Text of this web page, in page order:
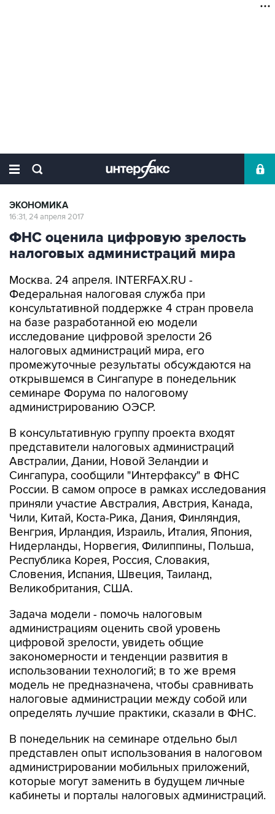
ЭКОНОМИКА
16:31, 24 апреля 2017
ФНС оценила цифровую зрелость
налоговых администраций мира
Москва. 24 апреля. INTERFAX.RU -
Федеральная налоговая служба при
консультативной поддержке 4 стран провела
на базе разработанной ею модели
исследование цифровой зрелости 26
налоговых администраций мира, его
промежуточные результаты обсуждаются на
открывшемся в Сингапуре в понедельник
семинаре Форума по налоговому
администрированию ОЭСР.
В консультативную группу проекта входят
представители налоговых администраций
Австралии, Дании, Новой Зеландии и
Сингапура, сообщили "Интерфаксу" в ФНС
России. В самом опросе в рамках исследования
приняли участие Австралия, Австрия, Канада,
Чили, Китай, Коста-Рика, Дания, Финляндия,
Венгрия, Ирландия, Израиль, Италия, Япония,
Нидерланды, Норвегия, Филиппины, Польша,
Республика Корея, Россия, Словакия,
Словения, Испания, Швеция, Таиланд,
Великобритания, США.
Задача модели - помочь налоговым
администрациям оценить свой уровень
цифровой зрелости, увидеть общие
закономерности и тенденции развития в
использовании технологий; в то же время
модель не предназначена, чтобы сравнивать
налоговые администрации между собой или
определять лучшие практики, сказали в ФНС.
В понедельник на семинаре отдельно был
представлен опыт использования в налоговом
администрировании мобильных приложений,
которые могут заменить в будущем личные
кабинеты и порталы налоговых администраций.